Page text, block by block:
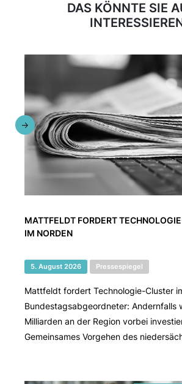
DAS KÖNNTE SIE
MATTFELDT FORDERT
IM NORDEN
5. August 2026 Pressespiegel
Mattfeldt fordert Technologie-Cluster
Bundestagsabgeordneter: Andernfalls
Milliarden an der Region vorbei
Gemeinsames Vorgehen des